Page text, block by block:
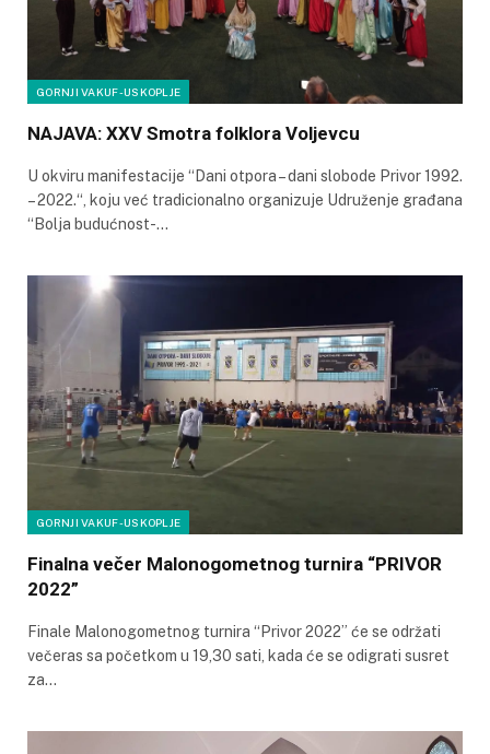
GORNJI VAKUF-USKOPLJE
NAJAVA: XXV Smotra folklora Voljevcu
U okviru manifestacije “Dani otpora – dani slobode Privor 1992.
– 2022.“, koju već tradicionalno organizuje Udruženje građana
“Bolja budućnost-…
GORNJI VAKUF-USKOPLJE
Finalna večer Malonogometnog turnira “PRIVOR
2022”
Finale Malonogometnog turnira “Privor 2022” će se održati
večeras sa početkom u 19,30 sati, kada će se odigrati susret
za…